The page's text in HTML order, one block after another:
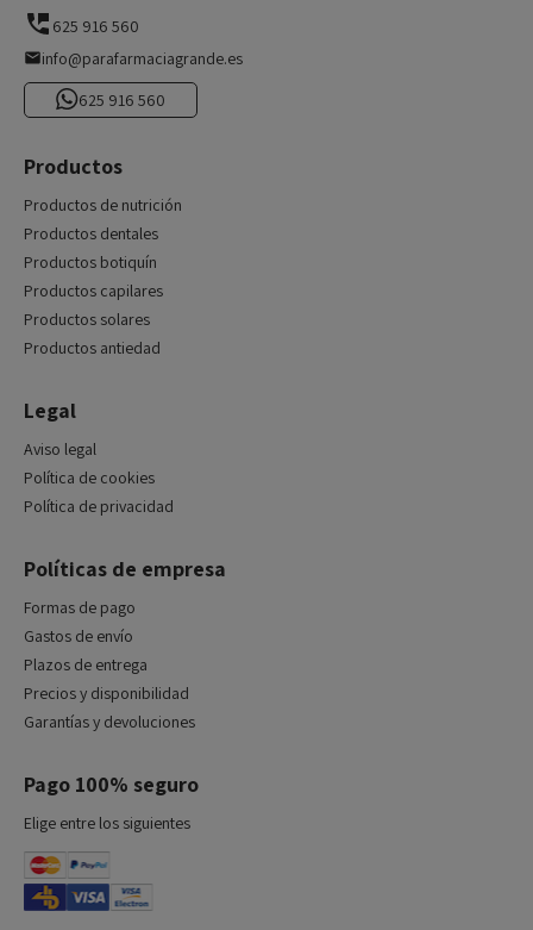
625 916 560
info@parafarmaciagrande.es
625 916 560
Productos
Productos de nutrición
Productos dentales
Productos botiquín
Productos capilares
Productos solares
Productos antiedad
Legal
Aviso legal
Política de cookies
Política de privacidad
Políticas de empresa
Formas de pago
Gastos de envío
Plazos de entrega
Precios y disponibilidad
Garantías y devoluciones
Pago 100% seguro
Elige entre los siguientes